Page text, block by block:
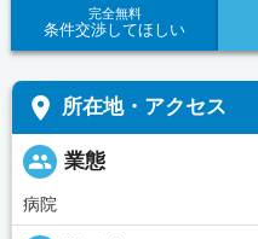
完全無料
条件交渉してほしい
place 所在地・アクセス
people 業態
病院